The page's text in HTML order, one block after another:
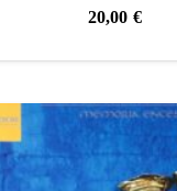
20,00 €